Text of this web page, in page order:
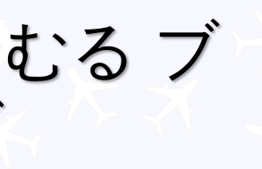
る ブ